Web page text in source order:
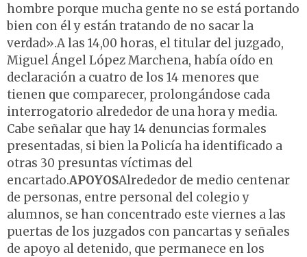
hombre porque mucha gente no se está portando
bien con él y están tratando de no sacar la
verdad».A las 14,00 horas, el titular del juzgado,
Miguel Ángel López Marchena, había oído en
declaración a cuatro de los 14 menores que
tienen que comparecer, prolongándose cada
interrogatorio alrededor de una hora y media.
Cabe señalar que hay 14 denuncias formales
presentadas, si bien la Policía ha identificado a
otras 30 presuntas víctimas del
encartado.APOYOSAlrededor de medio centenar
de personas, entre personal del colegio y
alumnos, se han concentrado este viernes a las
puertas de los juzgados con pancartas y señales
de apoyo al detenido, que permanece en los